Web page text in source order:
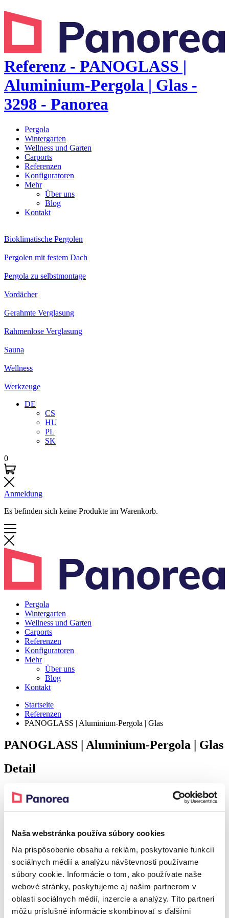
Naša webstránka používa súbory cookies
Na prispôsobenie obsahu a reklám, poskytovanie funkcií
sociálnych médií a analýzu návštevnosti používame
súbory cookie. Informácie o tom, ako používate naše
webové stránky, poskytujeme aj našim partnerom v
oblasti sociálnych médií, inzercie a analýzy. Títo partneri
môžu príslušné informácie skombinovať s ďalšími
Referenz - PANOGLASS |
Aluminium-Pergola | Glas -
3298 - Panorea
Pergola
Wintergarten
Wellness und Garten
Carports
Referenzen
Konfiguratoren
Mehr
Über uns
Blog
Kontakt
Bioklimatische Pergolen
Pergolen mit festem Dach
Pergola zu selbstmontage
Vordächer
Gerahmte Verglasung
Rahmenlose Verglasung
Sauna
Wellness
Werkzeuge
DE
CS
HU
PL
SK
0
Anmeldung
Es befinden sich keine Produkte im Warenkorb.
Pergola
Wintergarten
Wellness und Garten
Carports
Referenzen
Konfiguratoren
Mehr
Über uns
Blog
Kontakt
Startseite
Referenzen
PANOGLASS | Aluminium-Pergola | Glas
PANOGLASS | Aluminium-Pergola | Glas
Detail
Produkt aus der Referenz
Rabatt 37 %
PANOGLASS
Aluminium-Pergola